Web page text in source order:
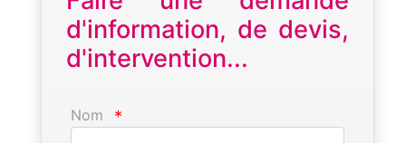
d'information, de devis,
d'intervention...
Nom *